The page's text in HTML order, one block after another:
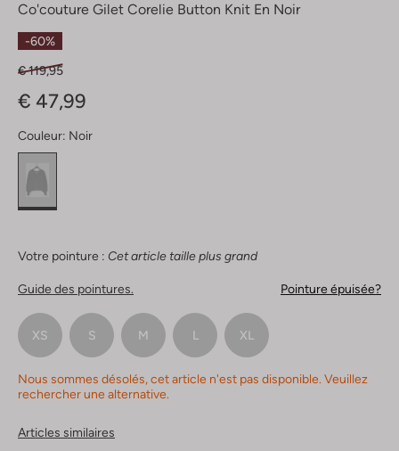
Co'couture Gilet Corelie Button Knit En Noir
-60%
€ 119,95
€ 47,99
Couleur: Noir
Votre pointure : Cet article taille plus grand
Guide des pointures. Pointure épuisée?
XS S M L XL
Nous sommes désolés, cet article n'est pas disponible. Veuillez
rechercher une alternative.
Articles similaires